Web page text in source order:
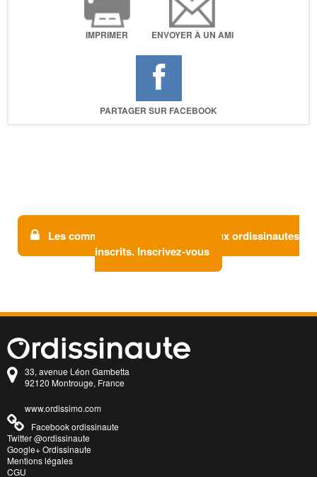
IMPRIMER ENVOYER À UN AMI
PARTAGER SUR FACEBOOK
Les commentaires sont réservés aux ordissinautes
inscrits. Inscrivez-vous
33, avenue Léon Gambetta
92120 Montrouge, France
www.ordissimo.com
Facebook ordissinaute
Twitter @ordissinaute
Google+ Ordissinaute
Mentions légales
CGU